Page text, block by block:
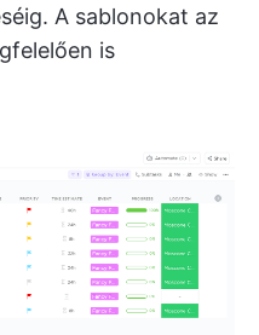
A sablonokat az
is